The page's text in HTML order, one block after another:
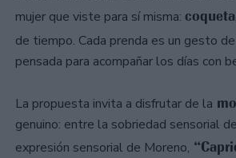
mujer que viste para sí misma: coqueta
de tiempo. Cada prenda es un gesto de
pensada para acompañar los días con
La propuesta invita a disfrutar de la
genuino: entre la sobriedad sensorial
expresión sensorial de Moreno,